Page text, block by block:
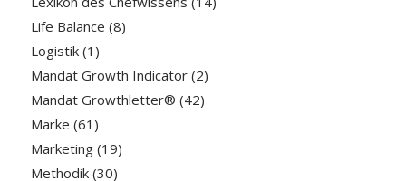
Life Balance (8)
Logistik(1)
Mandat Growth Indicator(2)
Mandat Growthletter® (42)
Marke (61)
Marketing(19)
Methodik(30)